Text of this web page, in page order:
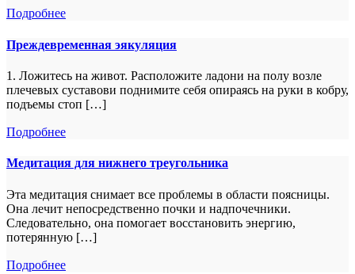
Подробнее
Преждевременная эякуляция
1. Ложитесь на живот. Расположите ладони на полу возле
плечевых суставови поднимите себя опираясь на руки в кобру,
подъемы стоп […]
Подробнее
Медитация для нижнего треугольника
Эта медитация снимает все проблемы в области поясницы.
Она лечит непосредственно почки и надпочечники.
Следовательно, она помогает восстановить энергию,
потерянную […]
Подробнее